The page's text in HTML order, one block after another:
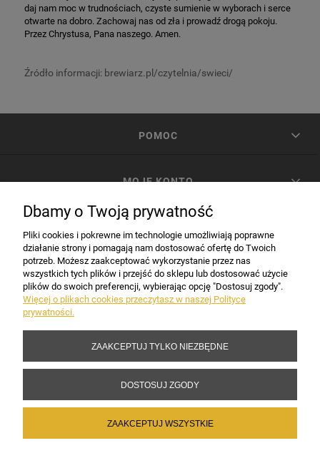
daj nam moc w trudnościach, czyste sumienie w wyborach i serce
otwarte na dobro. Zachowaj nas od zła i prowadź drogą pokoju.
Przez Chrystusa, Pana naszego. Amen.
Źródło informacji: brewiarz.pl/czytelnia/swieci/
POMOC
MOJE KONTO
INFORMACJE
Copyright 2017-2026 Sakramento.pl
Dbamy o Twoją prywatność
Pliki cookies i pokrewne im technologie umożliwiają poprawne
działanie strony i pomagają nam dostosować ofertę do Twoich
potrzeb. Możesz zaakceptować wykorzystanie przez nas
wszystkich tych plików i przejść do sklepu lub dostosować użycie
plików do swoich preferencji, wybierając opcję "Dostosuj zgody".
Więcej o plikach cookies przeczytasz w naszej Polityce
prywatności.
ZAAKCEPTUJ TYLKO NIEZBĘDNE
DOSTOSUJ ZGODY
ZAAKCEPTUJ WSZYSTKIE